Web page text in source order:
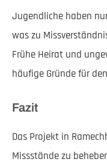
Jugendliche haben
was zu
Frühe Heirat und
häufige Gründe für
Fazit
Das Projekt in
Missstände zu